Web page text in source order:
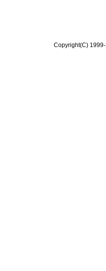
Copyright(C)